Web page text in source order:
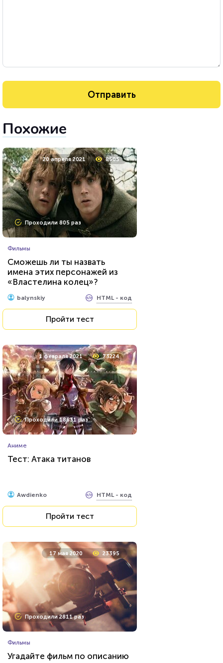
Похожие
20 апреля 2021 8505
Проходили 805 раз
Фильмы
Сможешь ли ты назвать
имена этих персонажей из
«Властелина колец»?
balynskiy HTML - код
Пройти тест
1 февраля 2021 73224
Проходили 18631 раз
Аниме
Тест: Атака титанов
Awdienko HTML - код
Пройти тест
17 мая 2020 23395
Проходили 2811 раз
Фильмы
Угадайте фильм по описанию